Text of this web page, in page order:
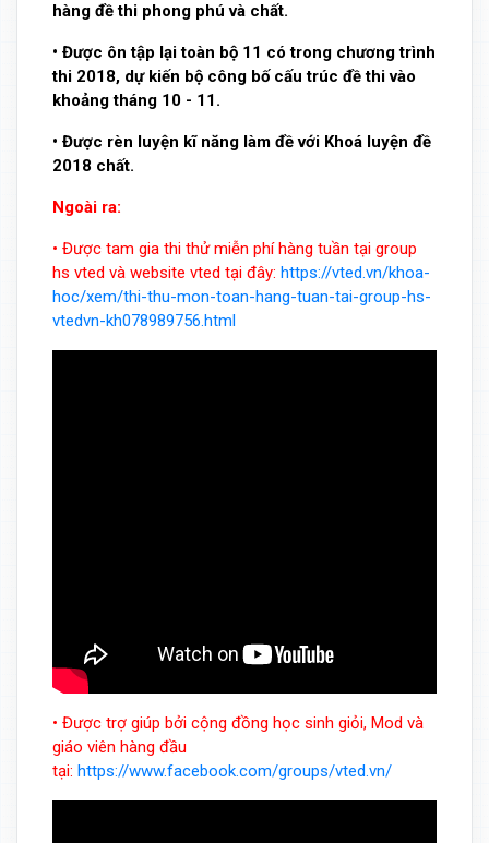
hàng đề thi phong phú và chất.
• Được ôn tập lại toàn bộ 11 có trong chương trình
thi 2018, dự kiến bộ công bố cấu trúc đề thi vào
khoảng tháng 10 - 11.
• Được rèn luyện kĩ năng làm đề với Khoá luyện đề
2018 chất.
Ngoài ra:
• Được tam gia thi thử miễn phí hàng tuần tại group
hs vted và website vted tại đây: https://vted.vn/khoa-
hoc/xem/thi-thu-mon-toan-hang-tuan-tai-group-hs-
vtedvn-kh078989756.html
• Được trợ giúp bởi cộng đồng học sinh giỏi, Mod và
giáo viên hàng đầu
tại: https://www.facebook.com/groups/vted.vn/